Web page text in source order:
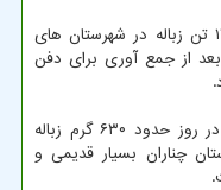
موسی پور خاطرنشان کرد: روزانه ۱۰۰ تا ۱۲۰ تن زباله در شهرستان های
بعد از جمع آوری برای دفن
وی با اشاره به اینکه هر شهروند چنارانی در روز حدود ۶۳۰ گرم زباله
چناران بسیار قدیمی و